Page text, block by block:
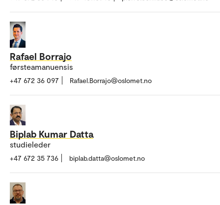
Rafael Borrajo
førsteamanuensis
+47 672 36 097 Rafael.Borrajo@oslomet.no
Biplab Kumar Datta
studieleder
+47 672 35 736 biplab.datta@oslomet.no